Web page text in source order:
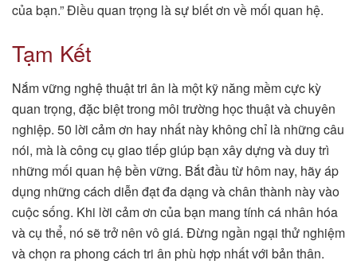
của bạn.” Điều quan trọng là sự biết ơn về mối quan hệ.
Tạm Kết
Nắm vững nghệ thuật tri ân là một kỹ năng mềm cực kỳ
quan trọng, đặc biệt trong môi trường học thuật và chuyên
nghiệp. 50 lời cảm ơn hay nhất này không chỉ là những câu
nói, mà là công cụ giao tiếp giúp bạn xây dựng và duy trì
những mối quan hệ bền vững. Bắt đầu từ hôm nay, hãy áp
dụng những cách diễn đạt đa dạng và chân thành này vào
cuộc sống. Khi lời cảm ơn của bạn mang tính cá nhân hóa
và cụ thể, nó sẽ trở nên vô giá. Đừng ngần ngại thử nghiệm
và chọn ra phong cách tri ân phù hợp nhất với bản thân.